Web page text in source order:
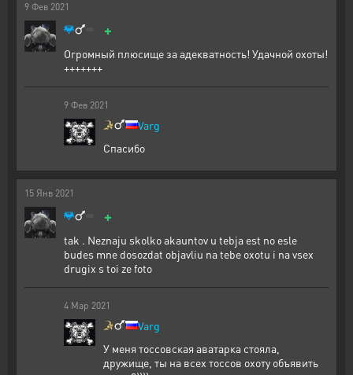
9 Фев 2021
+
Огромный плюсище за адекватность! Удачной охоты!
+++++++
9 Фев 2021
Varg
Спасибо
15 Янв 2021
+
tak . Neznaju skolko akauntov u tebja est no esle
budes mne dosozdat objavliu na tebe oxotu i na vsex
drugix s toi ze foto
4 Мар 2021
Varg
У меня тоссовская аватарка стояла,
дружище, ты на всех тоссов охоту объявить